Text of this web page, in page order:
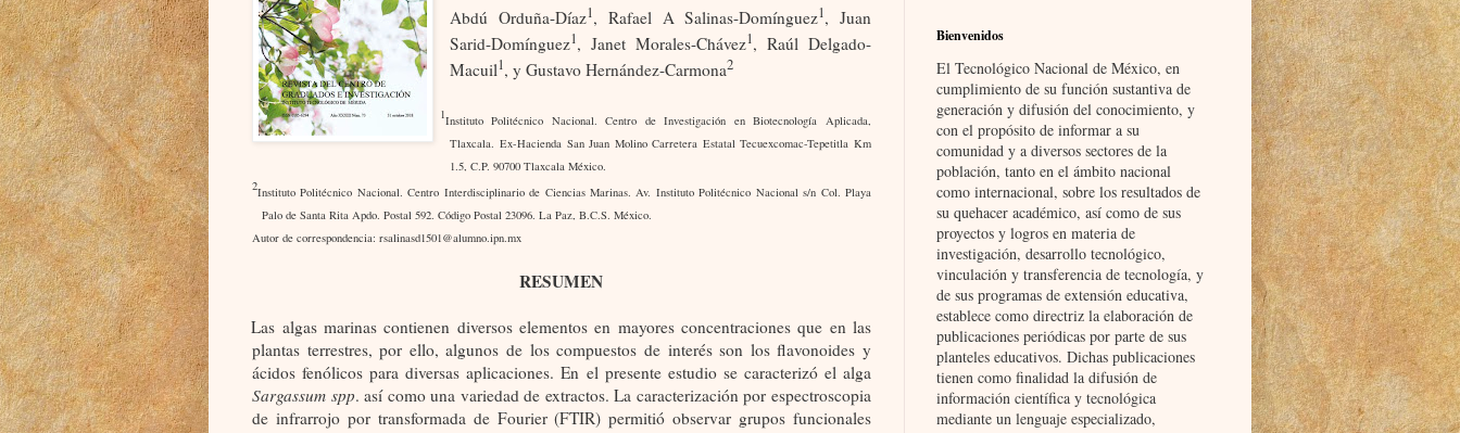
Abdú Orduña-Díaz1, Rafael A Salinas-Domínguez1, Juan
Sarid-Domínguez1, Janet Morales-Chávez1, Raúl Delgado-
Macuil1, y Gustavo Hernández-Carmona2
1Instituto Politécnico Nacional. Centro de Investigación en Biotecnología Aplicada,
Tlaxcala. Ex-Hacienda San Juan Molino Carretera Estatal Tecuexcomac-Tepetitla Km
1.5, C.P. 90700 Tlaxcala México.
2Instituto Politécnico Nacional. Centro Interdisciplinario de Ciencias Marinas. Av. Instituto Politécnico Nacional s/n Col. Playa
Palo de Santa Rita Apdo. Postal 592. Código Postal 23096. La Paz, B.C.S. México.
Autor de correspondencia: rsalinasd1501@alumno.ipn.mx
RESUMEN
Las algas marinas contienen diversos elementos en mayores concentraciones que en las
plantas terrestres, por ello, algunos de los compuestos de interés son los flavonoides y
ácidos fenólicos para diversas aplicaciones. En el presente estudio se caracterizó el alga
Sargassum spp. así como una variedad de extractos. La caracterización por espectroscopia
de infrarrojo por transformada de Fourier (FTIR) permitió observar grupos funcionales
Bienvenidos
El Tecnológico Nacional de México, en
cumplimiento de su función sustantiva de
generación y difusión del conocimiento, y
con el propósito de informar a su
comunidad y a diversos sectores de la
población, tanto en el ámbito nacional
como internacional, sobre los resultados de
su quehacer académico, así como de sus
proyectos y logros en materia de
investigación, desarrollo tecnológico,
vinculación y transferencia de tecnología, y
de sus programas de extensión educativa,
establece como directriz la elaboración de
publicaciones periódicas por parte de sus
planteles educativos. Dichas publicaciones
tienen como finalidad la difusión de
información científica y tecnológica
mediante un lenguaje especializado,